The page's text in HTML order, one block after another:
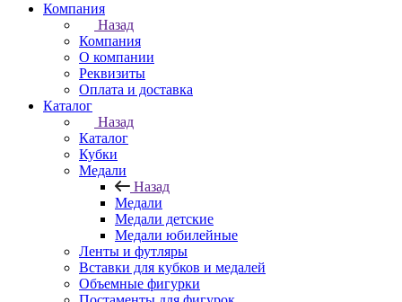
Компания
Назад
Компания
О компании
Реквизиты
Оплата и доставка
Каталог
Назад
Каталог
Кубки
Медали
Назад
Медали
Медали детские
Медали юбилейные
Ленты и футляры
Вставки для кубков и медалей
Объемные фигурки